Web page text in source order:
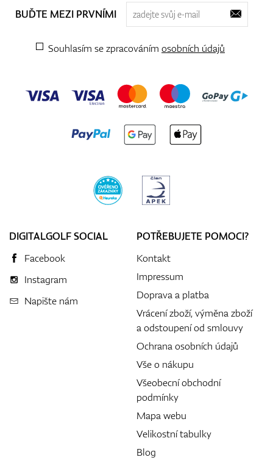
BUĎTE MEZI PRVNÍMI
Souhlasím se zpracováním osobních údajů
DIGITALGOLF SOCIAL
Facebook
Instagram
Napište nám
POTŘEBUJETE POMOCI?
Kontakt
Impressum
Doprava a platba
Vrácení zboží, výměna zboží
a odstoupení od smlouvy
Ochrana osobních údajů
Vše o nákupu
Všeobecní obchodní
podmínky
Mapa webu
Velikostní tabulky
Blog